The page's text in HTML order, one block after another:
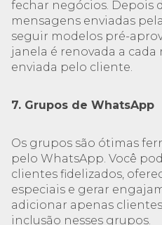
fechar negócios. Depois
mensagens enviadas
seguir modelos pré-
janela é renovada a cada
enviada pelo cliente.
7. Grupos de WhatsApp
Os grupos são ótimas
pelo WhatsApp. Você
clientes fidelizados,
especiais e gerar
adicionar apenas
inclusão nesses grupos.